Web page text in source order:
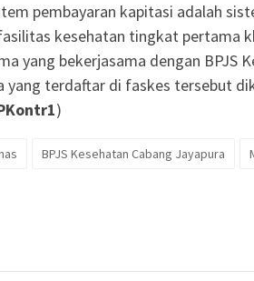
pembayaran kapitasi adalah
kesehatan tingkat pertama
yang bekerjasama dengan BPJS
yang terdaftar di faskes tersebut
)
BPJS Kesehatan Cabang Jayapura